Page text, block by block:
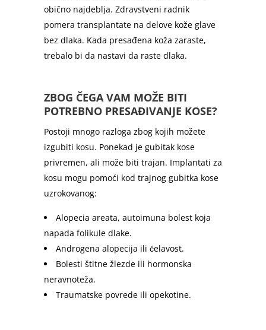
obično najdeblja. Zdravstveni radnik
pomera transplantate na delove kože glave
bez dlaka. Kada presađena koža zaraste,
trebalo bi da nastavi da raste dlaka.
ZBOG ČEGA VAM MOŽE BITI
POTREBNO PRESAĐIVANJE KOSE?
Postoji mnogo razloga zbog kojih možete
izgubiti kosu. Ponekad je gubitak kose
privremen, ali može biti trajan. Implantati za
kosu mogu pomoći kod trajnog gubitka kose
uzrokovanog:
Alopecia areata, autoimuna bolest koja
napada folikule dlake.
Androgena alopecija ili ćelavost.
Bolesti štitne žlezde ili hormonska
neravnoteža.
Traumatske povrede ili opekotine.